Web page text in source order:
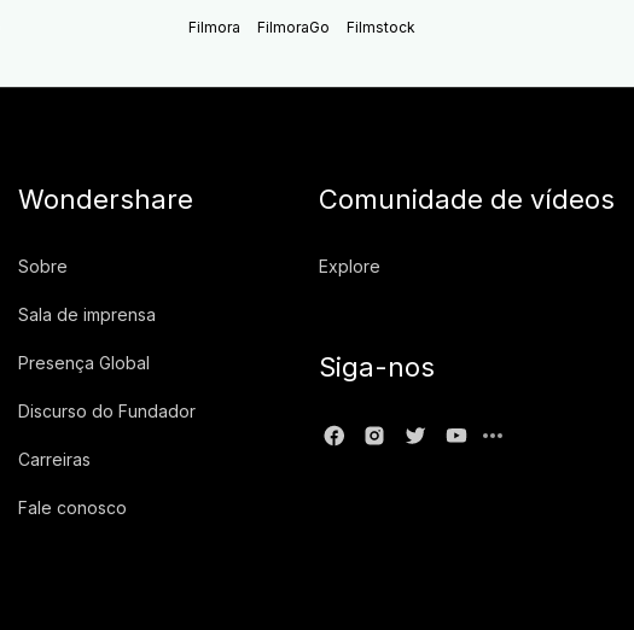
Filmora FilmoraGo Filmstock
Wondershare
Sobre
Sala de imprensa
Presença Global
Discurso do Fundador
Carreiras
Fale conosco
Comunidade de vídeos
Explore
Siga-nos